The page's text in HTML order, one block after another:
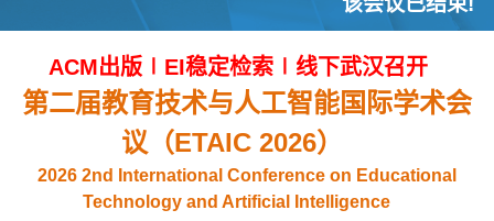
ACM出版∣EI稳定检索∣线下武汉召开
第二届教育技术与人工智能国际学术会
议（ETAIC 2026）
2026 2nd International Conference on Educational
Technology and Artificial Intelligence